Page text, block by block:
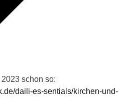
schon so:
daili-es-sentials/kirchen-und-